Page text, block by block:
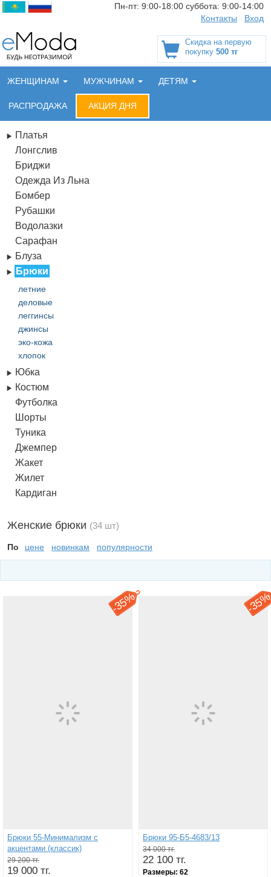
Пн-пт: 9:00-18:00 суббота: 9:00-14:00
Контакты
Вход
Скидка на первую
покупку 500 тг
ЖЕНЩИНАМ МУЖЧИНАМ ДЕТЯМ
РАСПРОДАЖА АКЦИЯ ДНЯ
Платья
Лонгслив
Бриджи
Одежда Из Льна
Бомбер
Рубашки
Водолазки
Сарафан
Блуза
Брюки
летние
деловые
леггинсы
джинсы
эко-кожа
хлопок
Юбка
Костюм
Футболка
Шорты
Туника
Джемпер
Жакет
Жилет
Кардиган
Женские брюки (34 шт)
По цене новинкам популярности
-
35%
Брюки 55-Минимализм с
акцентами (классик)
29 200 тг.
19 000 тг.
-
Брюки 95-Б5-4683/13
34 000 тг.
22 100 тг.
Размеры: 62